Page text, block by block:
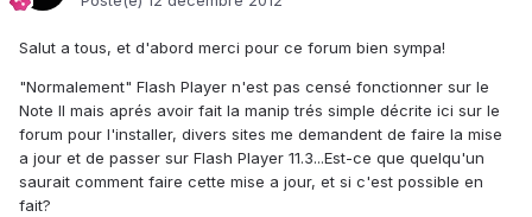
Salut a tous, et d'abord merci pour ce forum bien sympa!
"Normalement" Flash Player n'est pas censé fonctionner sur le
Note II mais aprés avoir fait la manip trés simple décrite ici sur le
forum pour l'installer, divers sites me demandent de faire la mise
a jour et de passer sur Flash Player 11.3...Est-ce que quelqu'un
saurait comment faire cette mise a jour, et si c'est possible en
fait?